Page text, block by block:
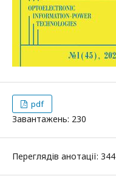
pdf
Завантажень: 230
Переглядів анотації: 344